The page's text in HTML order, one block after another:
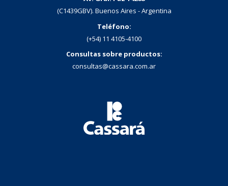
(C1439GBV). Buenos Aires - Argentina
Teléfono:
(+54) 11 4105-4100
Consultas sobre productos:
consultas@cassara.com.ar